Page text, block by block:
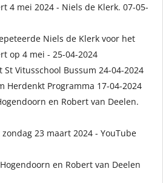
4 mei 2024 - Niels de Klerk. 07-05-
Niels de Klerk voor het
op 4 mei - 25-04-2024
Vitusschool Bussum 24-04-2024
Herdenkt Programma 17-04-2024
en Robert van Deelen.
23 maart 2024 - YouTube
en Robert van Deelen